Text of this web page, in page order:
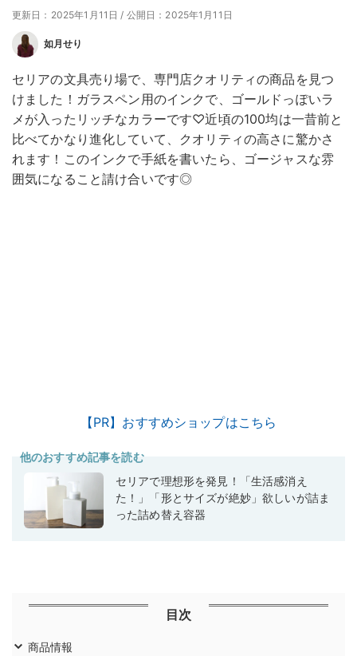
更新日：2025年1月11日 / 公開日：2025年1月11日
如月せり
セリアの文具売り場で、専門店クオリティの商品を見つ
けました！ガラスペン用のインクで、ゴールドっぽいラ
メが入ったリッチなカラーです♡近頃の100均は一昔前と
比べてかなり進化していて、クオリティの高さに驚かさ
れます！このインクで手紙を書いたら、ゴージャスな雰
囲気になること請け合いです◎
【PR】おすすめショップはこちら
他のおすすめ記事を読む
セリアで理想形を発見！「生活感消え
た！」「形とサイズが絶妙」欲しいが詰ま
った詰め替え容器
目次
商品情報